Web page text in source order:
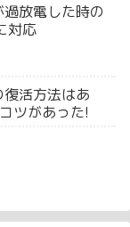
放電した時の
対応
活方法はあ
ツがあった!